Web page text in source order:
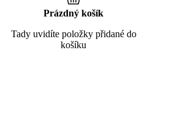
Prázdný košík
Tady uvidíte položky přidané do
košíku